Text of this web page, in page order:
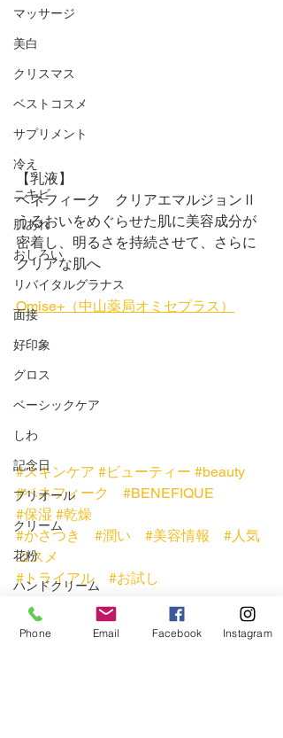
マッサージ
美白
クリスマス
ベストコスメ
サプリメント
冷え
ニキビ
肌あれ
おしろい
リバイタルグラナス
面接
好印象
グロス
ベーシックケア
しわ
記念日
プリオール
クリーム
花粉
ハンドクリーム
【乳液】
ベネフィーク　クリアエマルジョンⅡ
うるおいをめぐらせた肌に美容成分が
密着し、明るさを持続させて、さらに
クリアな肌へ
Omise+（中山薬局オミセプラス）
#スキンケア #ビューティー #beauty
#ベネフィーク
#BENEFIQUE
#保湿 #乾燥
#かさつき
#潤い #美容情報
#人気
コスメ
#トライアル
#お試し
ベネフィーク
スキンケア
Phone Email Facebook Instagram